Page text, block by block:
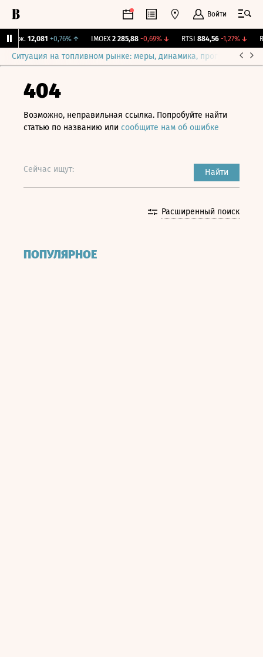
Войти
Бирж. 12,081 +0,76%↑ IMOEX 2 285,88 -0,69%↓ RTSI 884,56 -1,27%↓
Ситуация на топливном рынке: меры, динамика, прогнозы
404
Возможно, неправильная ссылка. Попробуйте найти
статью по названию или сообщите нам об ошибке
Сейчас ищут: Найти
Расширенный поиск
ПОПУЛЯРНОЕ